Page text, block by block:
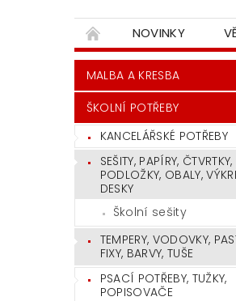
NOVINKY
MALBA A KRESBA
ŠKOLNÍ POTŘEBY
KANCELÁŘSKÉ POTŘEBY
SEŠITY, PAPÍRY, ČTVRTKY,
PODLOŽKY, OBALY,
DESKY
Školní sešity
TEMPERY, VODOVKY,
FIXY, BARVY, TUŠE
PSACÍ POTŘEBY, TUŽKY,
POPISOVAČE